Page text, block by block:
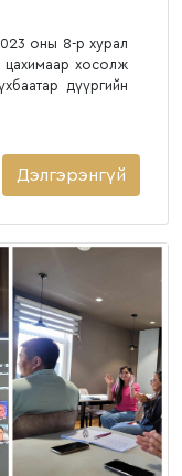
оны 8-р хурал
цахимаар хосолж
дүүргийн
Дэлгэрэнгүй